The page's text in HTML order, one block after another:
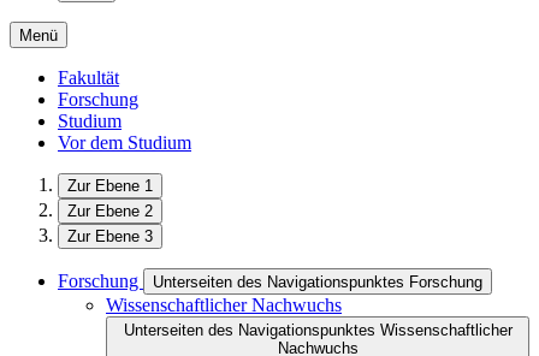
Menü
Fakultät
Forschung
Studium
Vor dem Studium
Zur Ebene 1
Zur Ebene 2
Zur Ebene 3
Forschung Unterseiten des Navigationspunktes Forschung
Wissenschaftlicher Nachwuchs
Unterseiten des Navigationspunktes Wissenschaftlicher
Nachwuchs